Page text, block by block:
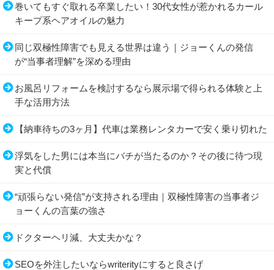
巻いてもすぐ取れる卒業したい！30代女性が惹かれるカール
キープ系ヘアオイルの魅力
同じ双極性障害でも見える世界は違う｜ジョーくんの発信
が“当事者理解”を深める理由
お風呂リフォームを検討するなら展示場で得られる体験と上
手な活用方法
【納車待ちの3ヶ月】代車は業務レンタカーで安く乗り切れた
浮気をした男には本当にバチが当たるのか？その後に待つ現
実と代償
“頑張らない発信”が支持される理由｜双極性障害の当事者ジ
ョーくんの言葉の強さ
ドクターヘリ減、大丈夫かな？
SEOを外注したいならwriterityにすると良さげ